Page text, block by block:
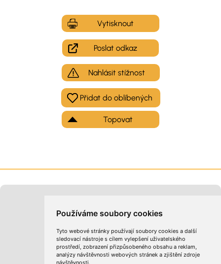
Používáme soubory cookies
Tyto webové stránky používají soubory cookies a další
sledovací nástroje s cílem vylepšení uživatelského
prostředí, zobrazení přizpůsobeného obsahu a reklam,
analýzy návštěvnosti webových stránek a zjištění zdroje
návštěvnosti.
Vytisknout
Poslat odkaz
Nahlásit stížnost
Topovat
Kontakt na provozovatele